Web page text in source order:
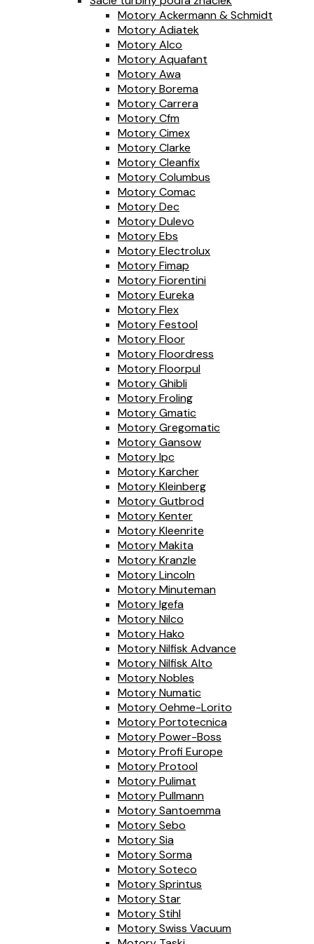
Motory Ackermann & Schmidt
Motory Adiatek
Motory Alco
Motory Aquafant
Motory Awa
Motory Borema
Motory Carrera
Motory Cfm
Motory Cimex
Motory Clarke
Motory Cleanfix
Motory Columbus
Motory Comac
Motory Dec
Motory Dulevo
Motory Ebs
Motory Electrolux
Motory Fimap
Motory Fiorentini
Motory Eureka
Motory Flex
Motory Festool
Motory Floor
Motory Floordress
Motory Floorpul
Motory Ghibli
Motory Froling
Motory Gmatic
Motory Gregomatic
Motory Gansow
Motory Ipc
Motory Karcher
Motory Kleinberg
Motory Gutbrod
Motory Kenter
Motory Kleenrite
Motory Makita
Motory Kranzle
Motory Lincoln
Motory Minuteman
Motory Igefa
Motory Nilco
Motory Hako
Motory Nilfisk Advance
Motory Nilfisk Alto
Motory Nobles
Motory Numatic
Motory Oehme-Lorito
Motory Portotecnica
Motory Power-Boss
Motory Profi Europe
Motory Protool
Motory Pulimat
Motory Pullmann
Motory Santoemma
Motory Sebo
Motory Sia
Motory Sorma
Motory Soteco
Motory Sprintus
Motory Star
Motory Stihl
Motory Swiss Vacuum